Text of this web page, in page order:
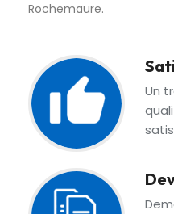
Rochemaure.
Un